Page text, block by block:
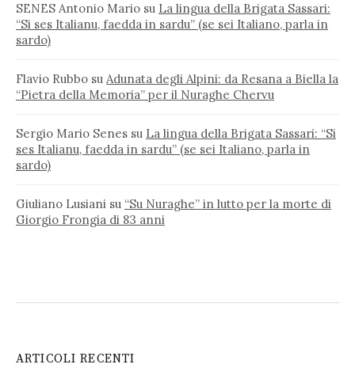
SENES Antonio Mario su La lingua della Brigata Sassari:
“Si ses Italianu, faedda in sardu” (se sei Italiano, parla in
sardo)
Flavio Rubbo su Adunata degli Alpini: da Resana a Biella la
“Pietra della Memoria” per il Nuraghe Chervu
Sergio Mario Senes su La lingua della Brigata Sassari: “Si
ses Italianu, faedda in sardu” (se sei Italiano, parla in
sardo)
Giuliano Lusiani su “Su Nuraghe” in lutto per la morte di
Giorgio Frongia di 83 anni
ARTICOLI RECENTI